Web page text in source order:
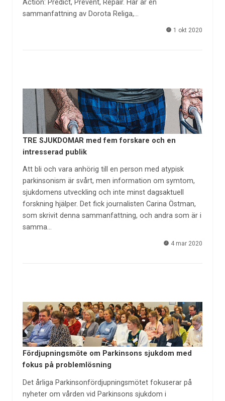
Action: Predict, Prevent, Repair. Här är en
sammanfattning av Dorota Religa,…
1 okt 2020
TRE SJUKDOMAR med fem forskare och en
intresserad publik
Att bli och vara anhörig till en person med atypisk
parkinsonism är svårt, men information om symtom,
sjukdomens utveckling och inte minst dagsaktuell
forskning hjälper. Det fick journalisten Carina Östman,
som skrivit denna sammanfattning, och andra som är i
samma…
4 mar 2020
Fördjupningsmöte om Parkinsons sjukdom med
fokus på problemlösning
Det årliga Parkinsonfördjupningsmötet fokuserar på
nyheter om vården vid Parkinsons sjukdom i